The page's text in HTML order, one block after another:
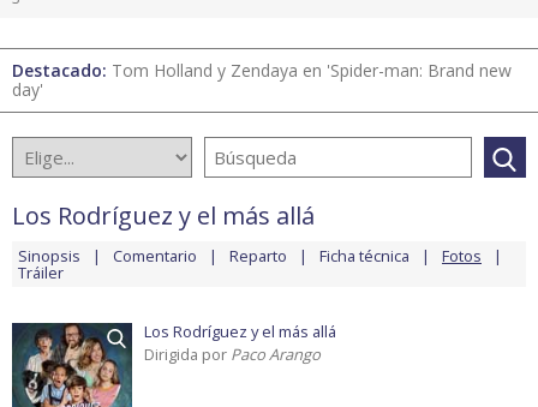
Destacado: Tom Holland y Zendaya en 'Spider-man: Brand new
day'
Los Rodríguez y el más allá
Sinopsis Comentario Reparto Ficha técnica Fotos
Tráiler
Los Rodríguez y el más allá
Dirigida por Paco Arango